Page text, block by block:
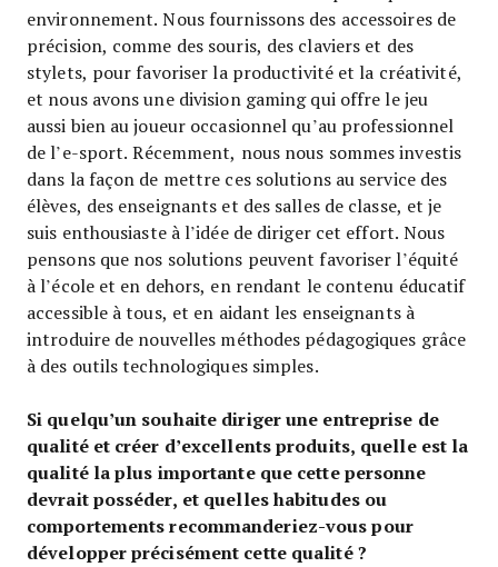
environnement. Nous fournissons des accessoires de
précision, comme des souris, des claviers et des
stylets, pour favoriser la productivité et la créativité,
et nous avons une division gaming qui offre le jeu
aussi bien au joueur occasionnel qu’au professionnel
de l’e-sport. Récemment, nous nous sommes investis
dans la façon de mettre ces solutions au service des
élèves, des enseignants et des salles de classe, et je
suis enthousiaste à l’idée de diriger cet effort. Nous
pensons que nos solutions peuvent favoriser l’équité
à l’école et en dehors, en rendant le contenu éducatif
accessible à tous, et en aidant les enseignants à
introduire de nouvelles méthodes pédagogiques grâce
à des outils technologiques simples.
Si quelqu’un souhaite diriger une entreprise de
qualité et créer d’excellents produits, quelle est la
qualité la plus importante que cette personne
devrait posséder, et quelles habitudes ou
comportements recommanderiez-vous pour
développer précisément cette qualité ?